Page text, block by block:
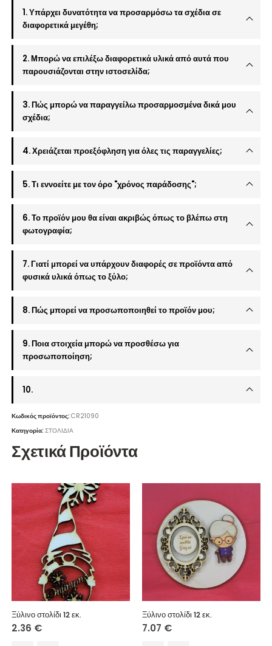
1. Υπάρχει δυνατότητα να προσαρμόσω τα σχέδια σε
διαφορετικά μεγέθη;
2. Μπορώ να επιλέξω διαφορετικά υλικά από αυτά που
παρουσιάζονται στην ιστοσελίδα;
3. Πώς μπορώ να παραγγείλω προσαρμοσμένα δικά μου
σχέδια;
4. Χρειάζεται προεξόφληση για όλες τις παραγγελίες;
5. Τι εννοείτε με τον όρο "χρόνος παράδοσης";
6. Το προϊόν μου θα είναι ακριβώς όπως το βλέπω στη
φωτογραφία;
7. Γιατί μπορεί να υπάρχουν διαφορές σε προϊόντα από
φυσικά υλικά όπως το ξύλο;
8. Πώς μπορεί να προσωποποιηθεί το προϊόν μου;
9. Ποια στοιχεία μπορώ να προσθέσω για
προσωποποίηση;
10.
Κωδικός προϊόντος:CR21090
Κατηγορία:ΣΤΟΛΙΔΙΑ
Σχετικά Προϊόντα
Ξύλινο στολίδι 12 εκ.
2.36 €
Ξύλινο στολίδι 12 εκ.
7.07 €